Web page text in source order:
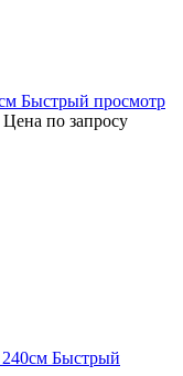
Быстрый просмотр
Цена по запросу
Быстрый